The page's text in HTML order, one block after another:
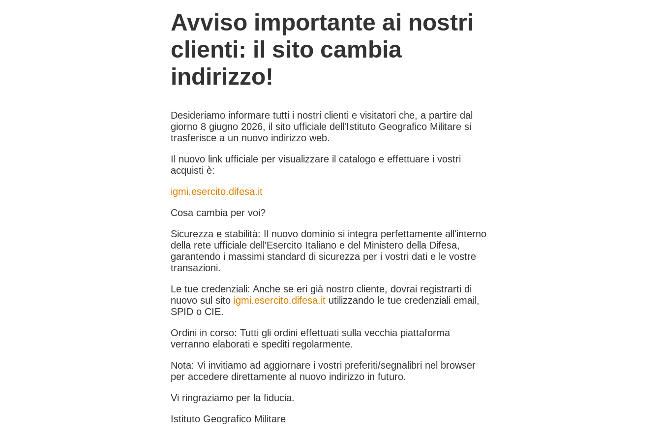
Avviso importante ai nostri
clienti: il sito cambia
indirizzo!
Desideriamo informare tutti i nostri clienti e visitatori che, a partire dal
giorno 8 giugno 2026, il sito ufficiale dell'Istituto Geografico Militare si
trasferisce a un nuovo indirizzo web.
Il nuovo link ufficiale per visualizzare il catalogo e effettuare i vostri
acquisti è:
igmi.esercito.difesa.it
Cosa cambia per voi?
Sicurezza e stabilità: Il nuovo dominio si integra perfettamente all'interno
della rete ufficiale dell'Esercito Italiano e del Ministero della Difesa,
garantendo i massimi standard di sicurezza per i vostri dati e le vostre
transazioni.
Le tue credenziali: Anche se eri già nostro cliente, dovrai registrarti di
nuovo sul sito igmi.esercito.difesa.it utilizzando le tue credenziali email,
SPID o CIE.
Ordini in corso: Tutti gli ordini effettuati sulla vecchia piattaforma
verranno elaborati e spediti regolarmente.
Nota: Vi invitiamo ad aggiornare i vostri preferiti/segnalibri nel browser
per accedere direttamente al nuovo indirizzo in futuro.
Vi ringraziamo per la fiducia.
Istituto Geografico Militare